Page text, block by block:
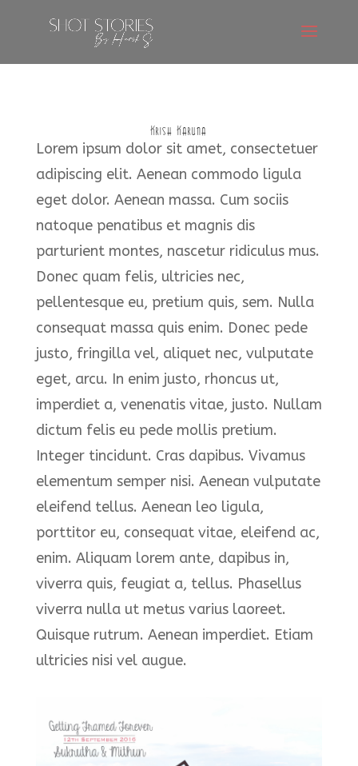
Krish Karuna
Lorem ipsum dolor sit amet, consectetuer
adipiscing elit. Aenean commodo ligula
eget dolor. Aenean massa. Cum sociis
natoque penatibus et magnis dis
parturient montes, nascetur ridiculus mus.
Donec quam felis, ultricies nec,
pellentesque eu, pretium quis, sem. Nulla
consequat massa quis enim. Donec pede
justo, fringilla vel, aliquet nec, vulputate
eget, arcu. In enim justo, rhoncus ut,
imperdiet a, venenatis vitae, justo. Nullam
dictum felis eu pede mollis pretium.
Integer tincidunt. Cras dapibus. Vivamus
elementum semper nisi. Aenean vulputate
eleifend tellus. Aenean leo ligula,
porttitor eu, consequat vitae, eleifend ac,
enim. Aliquam lorem ante, dapibus in,
viverra quis, feugiat a, tellus. Phasellus
viverra nulla ut metus varius laoreet.
Quisque rutrum. Aenean imperdiet. Etiam
ultricies nisi vel augue.